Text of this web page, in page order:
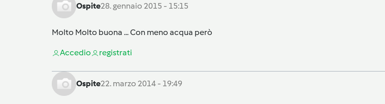
Ospite28. gennaio 2015 - 15:15
Molto Molto buona ... Con meno acqua però
Accedio registrati
Ospite22. marzo 2014 - 19:49